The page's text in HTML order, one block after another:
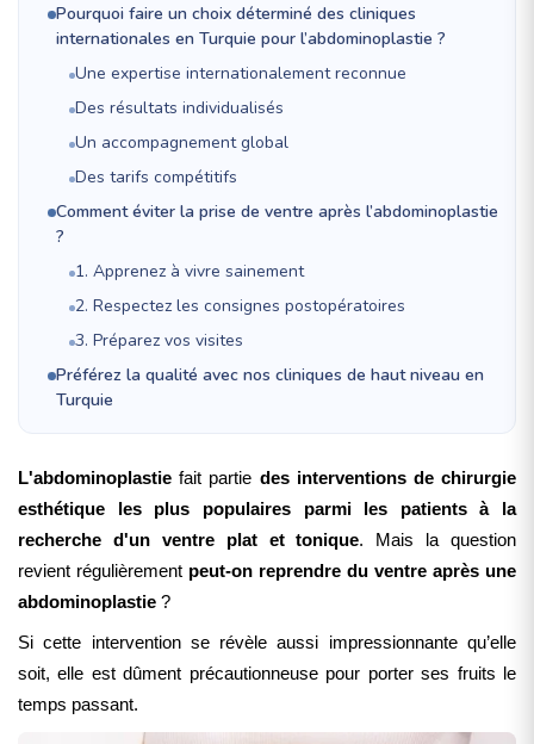
Pourquoi faire un choix déterminé des cliniques
internationales en Turquie pour l’abdominoplastie ?
Une expertise internationalement reconnue
Des résultats individualisés
Un accompagnement global
Des tarifs compétitifs
Comment éviter la prise de ventre après l’abdominoplastie
?
1. Apprenez à vivre sainement
2. Respectez les consignes postopératoires
3. Préparez vos visites
Préférez la qualité avec nos cliniques de haut niveau en
Turquie
L'abdominoplastie fait partie des interventions de chirurgie
esthétique les plus populaires parmi les patients à la
recherche d'un ventre plat et tonique. Mais la question
revient régulièrement peut-on reprendre du ventre après une
abdominoplastie ?
Si cette intervention se révèle aussi impressionnante qu’elle
soit, elle est dûment précautionneuse pour porter ses fruits le
temps passant.